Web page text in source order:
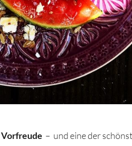
Vorfreude – und eine der